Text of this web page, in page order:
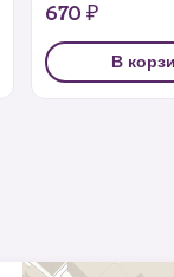
670 ₽
В